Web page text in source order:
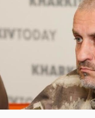
Харківській
безпілотниками
липня, 2026 - 14:14